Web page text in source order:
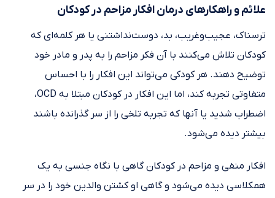
علائم و راهکار‌های درمان افکار مزاحم در کودکان
ترسناک، عجیب‌وغریب، بد، دوست‌نداشتنی یا هر کلمه‌ای که
کودکان تلاش می‌کنند با آن فکر مزاحم را به پدر و مادر خود
توضیح دهند. هر کودکی می‌تواند این افکار را با احساس
متفاوتی تجربه کند، اما این افکار در کودکان مبتلا به OCD،
اضطراب شدید یا آنها که تجربه تلخی را از سر گذرانده باشند
بیشتر دیده می‌شود.
افکار منفی و مزاحم در کودکان گاهی با نگاه جنسی به یک
همکلاسی دیده می‌شود و گاهی او کشتن والدین خود را در سر